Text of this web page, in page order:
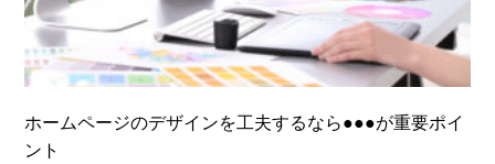
ホームページのデザインを工夫するなら●●●が重要ポイ
ント